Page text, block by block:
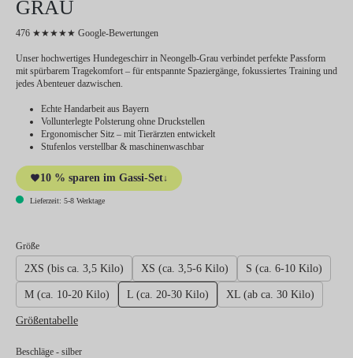
GRAU
476 ★★★★★ Google-Bewertungen
Unser hochwertiges Hundegeschirr in Neongelb-Grau verbindet perfekte Passform
mit spürbarem Tragekomfort – für entspannte Spaziergänge, fokussiertes Training und
jedes Abenteuer dazwischen.
Echte Handarbeit aus Bayern
Vollunterlegte Polsterung ohne Druckstellen
Ergonomischer Sitz – mit Tierärzten entwickelt
Stufenlos verstellbar & maschinenwaschbar
10 % sparen im Gassi-Set↓
Lieferzeit: 5-8 Werktage
Größeauswählen
2XS (bis ca. 3,5 Kilo) XS (ca. 3,5-6 Kilo) S (ca. 6-10 Kilo)
M (ca. 10-20 Kilo) L (ca. 20-30 Kilo) XL (ab ca. 30 Kilo)
Größentabelle
Beschlägeauswählen
- silber